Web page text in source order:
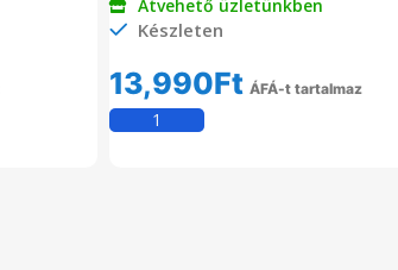
Átvehető üzletünkben
Készleten
13,990Ft ÁFÁ-t tartalmaz